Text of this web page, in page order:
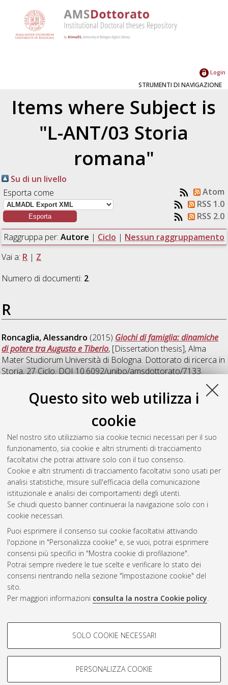
Questo sito web utilizza i
cookie
Nel nostro sito utilizziamo sia cookie tecnici necessari per il suo
funzionamento, sia cookie e altri strumenti di tracciamento
facoltativi che potrai attivare solo con il tuo consenso.
Cookie e altri strumenti di tracciamento facoltativi sono usati per
analisi statistiche, misure sull'efficacia della comunicazione
istituzionale e analisi dei comportamenti degli utenti.
Se chiudi questo banner continuerai la navigazione solo con i
cookie necessari.
Puoi esprimere il consenso sui cookie facoltativi attivando
l'opzione in "Personalizza cookie" e, se vuoi, potrai esprimere
consensi più specifici in "Mostra cookie di profilazione".
Potrai sempre rivedere le tue scelte e verificare lo stato dei
consensi rientrando nella sezione "Impostazione cookie" del
sito.
Per maggiori informazioni consulta la nostra Cookie policy.
COOKIE DI PROFILAZIONE -
Si tratta di cookie utilizzati per analizzare le caratteristiche della
navigazione degli utenti, creare profili in base al loro comportamento
SOLO COOKIE NECESSARI
PERSONALIZZA COOKIE
Login
STRUMENTI DI NAVIGAZIONE
Items where Subject is
"L-ANT/03 Storia
romana"
Su di un livello
Esporta come
Atom
RSS 1.0
RSS 2.0
Raggruppa per: Autore | Ciclo | Nessun raggruppamento
Vai a: R | Z
Numero di documenti: 2.
R
Roncaglia, Alessandro (2015) Giochi di famiglia: dinamiche
di potere tra Augusto e Tiberio, [Dissertation thesis], Alma
Mater Studiorum Università di Bologna. Dottorato di ricerca in
Storia, 27 Ciclo. DOI 10.6092/unibo/amsdottorato/7133.
Un Mediolaniensis mos in epigrafia:
l'officina epigrafica di Mediolanum, [Dissertation thesis], Alma
Mater Studiorum Università di Bologna. Dottorato di ricerca in
Storia, 27 Ciclo. DOI 10.6092/unibo/amsdottorato/6847.
Questa lista e' stata generata ilFri Aug 7 20:31:54 2026 CEST
Atom
Rss 1.0
Rss 2.0
ISSN: 2038-7946
Impostazioni Cookie
Informativa sulla privacy
Condizioni d’uso del sito